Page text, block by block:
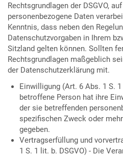
Rechtsgrundlagen der DSGVO,
personenbezogene Daten
Kenntnis, dass neben den
Datenschutzvorgaben in Ihrem
Sitzland gelten können. Sollten
Rechtsgrundlagen maßgeblich
der Datenschutzerklärung mit.
Einwilligung (Art. 6 Abs. 1 S.
betroffene Person hat ihre
der sie betreffenden
spezifischen Zweck oder
gegeben.
Vertragserfüllung und
1 S. 1 lit. b. DSGVO) - Die